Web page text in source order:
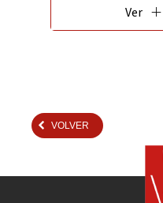
Ver add
VOLVER